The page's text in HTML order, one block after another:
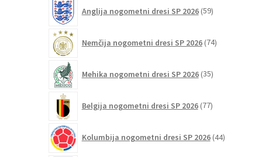
Anglija nogometni dresi SP 2026 59izdelkov
Nemčija nogometni dresi SP 2026 74izdelkov
Mehika nogometni dresi SP 2026 35izdelkov
Belgija nogometni dresi SP 2026 77izdelkov
Kolumbija nogometni dresi SP 2026 44izdelkov